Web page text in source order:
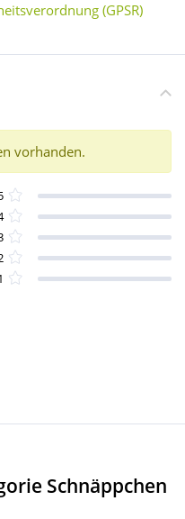
(GPSR)
vorhanden.
Schnäppchen